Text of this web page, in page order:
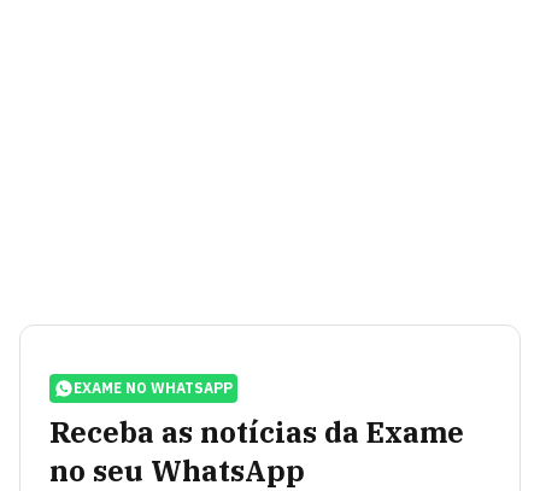
EXAME NO WHATSAPP
Receba as notícias da Exame
no seu WhatsApp